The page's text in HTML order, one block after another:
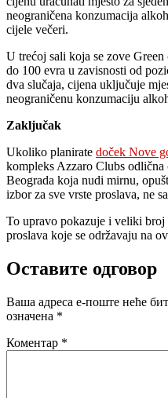
neograničena konzumacija
cijele večeri.
U trećoj sali koja se zove
do 100 evra u zavisnosti od
dva slučaja, cijena uključuje
neograničenu konzumaciju
Zaključak
Ukoliko planirate doček Nove
kompleks Azzaro Clubs
Beograda koja nudi mirnu,
izbor za sve vrste proslava, ne
To upravo pokazuje i veliki
proslava koje se održavaju na
Оставите одговор
Ваша адреса е-поште неће
означена *
Коментар *